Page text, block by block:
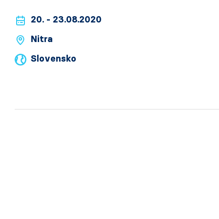
20. - 23.08.2020
Nitra
Slovensko